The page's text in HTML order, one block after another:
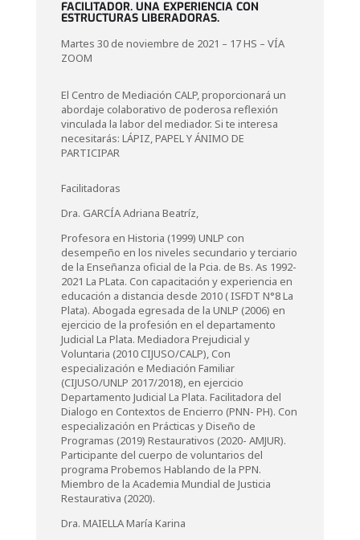
FACILITADOR. UNA EXPERIENCIA CON
ESTRUCTURAS LIBERADORAS.
Martes 30 de noviembre de 2021 – 17 HS – VÍA
ZOOM
El Centro de Mediación CALP, proporcionará un
abordaje colaborativo de poderosa reflexión
vinculada la labor del mediador. Si te interesa
necesitarás: LÁPIZ, PAPEL Y ÁNIMO DE
PARTICIPAR
Facilitadoras
Dra. GARCÍA Adriana Beatríz,
Profesora en Historia (1999) UNLP con
desempeño en los niveles secundario y terciario
de la Enseñanza oficial de la Pcia. de Bs. As 1992-
2021 La PLata. Con capacitación y experiencia en
educación a distancia desde 2010 ( ISFDT N°8 La
Plata). Abogada egresada de la UNLP (2006) en
ejercicio de la profesión en el departamento
Judicial La Plata. Mediadora Prejudicial y
Voluntaria (2010 CIJUSO/CALP), Con
especialización e Mediación Familiar
(CIJUSO/UNLP 2017/2018), en ejercicio
Departamento Judicial La Plata. Facilitadora del
Dialogo en Contextos de Encierro (PNN- PH). Con
especialización en Prácticas y Diseño de
Programas (2019) Restaurativos (2020- AMJUR).
Participante del cuerpo de voluntarios del
programa Probemos Hablando de la PPN.
Miembro de la Academia Mundial de Justicia
Restaurativa (2020).
Dra. MAIELLA María Karina